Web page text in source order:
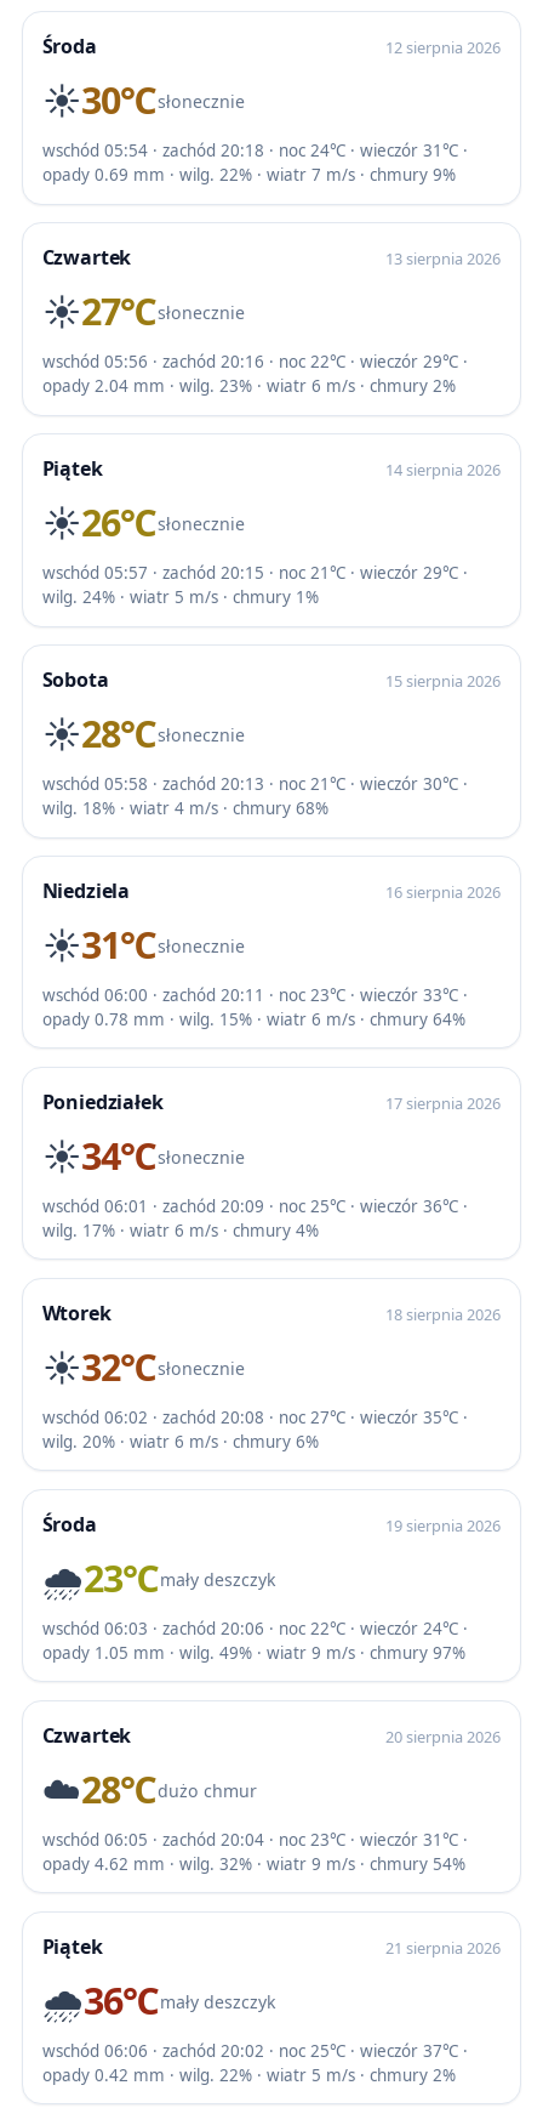
Środa 12 sierpnia 2026
☀️30℃słonecznie
wschód 05:54 · zachód 20:18 · noc 24℃ · wieczór 31℃ ·
opady 0.69 mm · wilg. 22% · wiatr 7 m/s · chmury 9%
Czwartek 13 sierpnia 2026
☀️27℃słonecznie
wschód 05:56 · zachód 20:16 · noc 22℃ · wieczór 29℃ ·
opady 2.04 mm · wilg. 23% · wiatr 6 m/s · chmury 2%
Piątek 14 sierpnia 2026
☀️26℃słonecznie
wschód 05:57 · zachód 20:15 · noc 21℃ · wieczór 29℃ ·
wilg. 24% · wiatr 5 m/s · chmury 1%
Sobota 15 sierpnia 2026
☀️28℃słonecznie
wschód 05:58 · zachód 20:13 · noc 21℃ · wieczór 30℃ ·
wilg. 18% · wiatr 4 m/s · chmury 68%
Niedziela 16 sierpnia 2026
☀️31℃słonecznie
wschód 06:00 · zachód 20:11 · noc 23℃ · wieczór 33℃ ·
opady 0.78 mm · wilg. 15% · wiatr 6 m/s · chmury 64%
Poniedziałek 17 sierpnia 2026
☀️34℃słonecznie
wschód 06:01 · zachód 20:09 · noc 25℃ · wieczór 36℃ ·
wilg. 17% · wiatr 6 m/s · chmury 4%
Wtorek 18 sierpnia 2026
☀️32℃słonecznie
wschód 06:02 · zachód 20:08 · noc 27℃ · wieczór 35℃ ·
wilg. 20% · wiatr 6 m/s · chmury 6%
Środa 19 sierpnia 2026
🌧️23℃mały deszczyk
wschód 06:03 · zachód 20:06 · noc 22℃ · wieczór 24℃ ·
opady 1.05 mm · wilg. 49% · wiatr 9 m/s · chmury 97%
Czwartek 20 sierpnia 2026
☁️28℃dużo chmur
wschód 06:05 · zachód 20:04 · noc 23℃ · wieczór 31℃ ·
opady 4.62 mm · wilg. 32% · wiatr 9 m/s · chmury 54%
Piątek 21 sierpnia 2026
🌧️36℃mały deszczyk
wschód 06:06 · zachód 20:02 · noc 25℃ · wieczór 37℃ ·
opady 0.42 mm · wilg. 22% · wiatr 5 m/s · chmury 2%